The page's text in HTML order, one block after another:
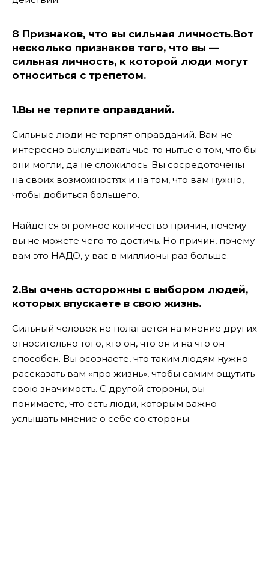
8 Признаков, что вы сильная личность.Вот
несколько признаков того, что вы —
сильная личность, к которой люди могут
относиться с трепетом.
1.Вы не терпите оправданий.
Сильные люди не терпят оправданий. Вам не
интересно выслушивать чье-то нытье о том, что бы
они могли, да не сложилось. Вы сосредоточены
на своих возможностях и на том, что вам нужно,
чтобы добиться большего.
Найдется огромное количество причин, почему
вы не можете чего-то достичь. Но причин, почему
вам это НАДО, у вас в миллионы раз больше.
2.Вы очень осторожны с выбором людей,
которых впускаете в свою жизнь.
Сильный человек не полагается на мнение других
относительно того, кто он, что он и на что он
способен. Вы осознаете, что таким людям нужно
рассказать вам «про жизнь», чтобы самим ощутить
свою значимость. С другой стороны, вы
понимаете, что есть люди, которым важно
услышать мнение о себе со стороны.